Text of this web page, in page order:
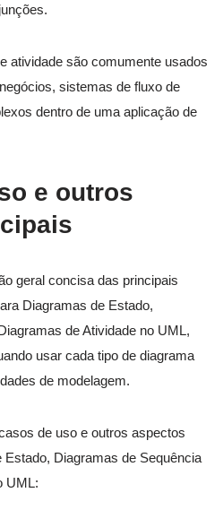
atividade são comumente usados
sistemas de fluxo de
dentro de uma aplicação de
e outros
geral concisa das principais
Diagramas de Estado,
de Atividade no UML,
usar cada tipo de diagrama
de modelagem.
de uso e outros aspectos
Diagramas de Sequência
UML: